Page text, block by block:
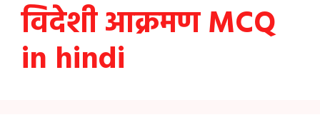
विदेशी आक्रमण MCQ
in hindi